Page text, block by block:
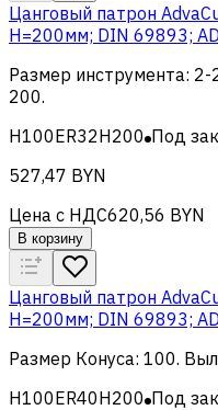
Цанговый патрон
H=200мм; DIN 69893;
Размер инструмента: 2-
200.
H100ER32H200 Под
527,47 BYN
Цена с НДС620,56 BYN
В корзину
Цанговый патрон
H=200мм; DIN 69893;
Размер Конуса: 100.
H100ER40H200 Под